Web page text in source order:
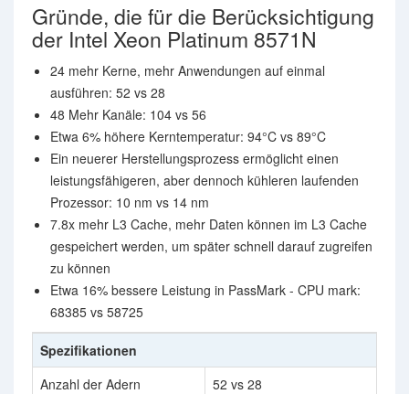
Gründe, die für die Berücksichtigung
der Intel Xeon Platinum 8571N
24 mehr Kerne, mehr Anwendungen auf einmal
ausführen: 52 vs 28
48 Mehr Kanäle: 104 vs 56
Etwa 6% höhere Kerntemperatur: 94°C vs 89°C
Ein neuerer Herstellungsprozess ermöglicht einen
leistungsfähigeren, aber dennoch kühleren laufenden
Prozessor: 10 nm vs 14 nm
7.8x mehr L3 Cache, mehr Daten können im L3 Cache
gespeichert werden, um später schnell darauf zugreifen
zu können
Etwa 16% bessere Leistung in PassMark - CPU mark:
68385 vs 58725
Spezifikationen
Anzahl der Adern
52 vs 28